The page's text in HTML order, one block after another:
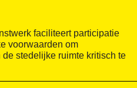
faciliteert participatie
voorwaarden om
de stedelijke ruimte kritisch te